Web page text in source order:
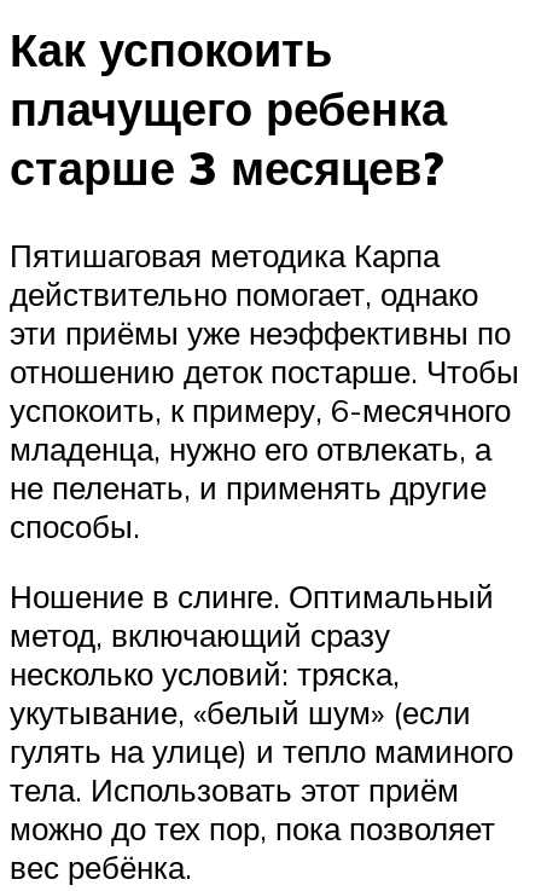
Как успокоить
плачущего ребенка
старше 3 месяцев?
Пятишаговая методика Карпа
действительно помогает, однако
эти приёмы уже неэффективны по
отношению деток постарше. Чтобы
успокоить, к примеру, 6-месячного
младенца, нужно его отвлекать, а
не пеленать, и применять другие
способы.
Ношение в слинге. Оптимальный
метод, включающий сразу
несколько условий: тряска,
укутывание, «белый шум» (если
гулять на улице) и тепло маминого
тела. Использовать этот приём
можно до тех пор, пока позволяет
вес ребёнка.